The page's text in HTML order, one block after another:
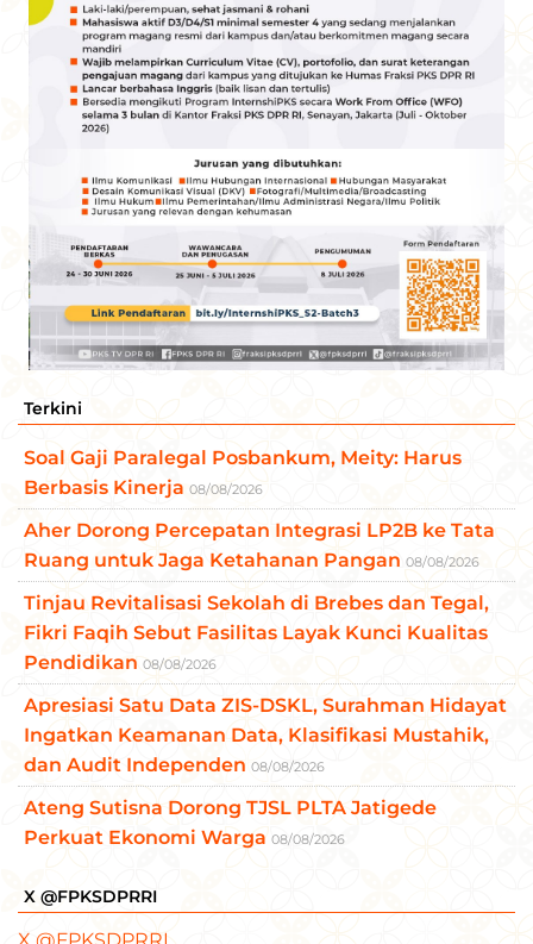
Terkini
Soal Gaji Paralegal Posbankum, Meity: Harus
Berbasis Kinerja 08/08/2026
Aher Dorong Percepatan Integrasi LP2B ke Tata
Ruang untuk Jaga Ketahanan Pangan 08/08/2026
Tinjau Revitalisasi Sekolah di Brebes dan Tegal,
Fikri Faqih Sebut Fasilitas Layak Kunci Kualitas
Pendidikan 08/08/2026
Apresiasi Satu Data ZIS-DSKL, Surahman Hidayat
Ingatkan Keamanan Data, Klasifikasi Mustahik,
dan Audit Independen 08/08/2026
Ateng Sutisna Dorong TJSL PLTA Jatigede
Perkuat Ekonomi Warga 08/08/2026
X @FPKSDPRRI